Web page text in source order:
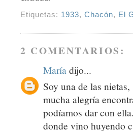
Etiquetas: 1933,Chacón, El
2 COMENTARIOS:
Maríadijo...
Soy una de las
mucha alegría
podíamos dar con
donde vino huyendo